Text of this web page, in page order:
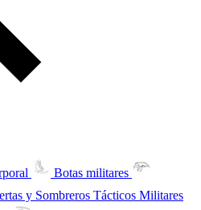
Botas militares
y Sombreros Tácticos Militares